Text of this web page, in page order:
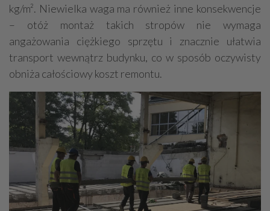
kg/m². Niewielka waga ma również inne konsekwencje
– otóż montaż takich stropów nie wymaga
angażowania ciężkiego sprzętu i znacznie ułatwia
transport wewnątrz budynku, co w sposób oczywisty
obniża całościowy koszt remontu.